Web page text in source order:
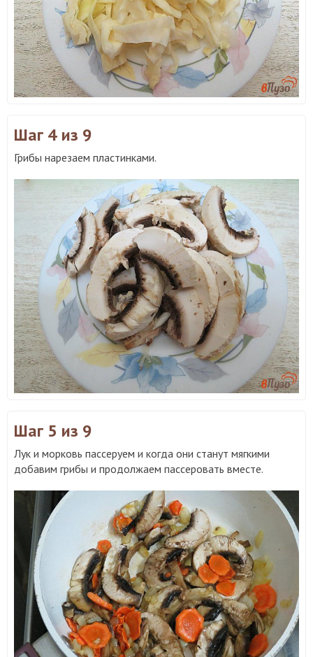
Шаг 4 из 9
Грибы нарезаем пластинками.
Шаг 5 из 9
Лук и морковь пассеруем и когда они станут мягкими
добавим грибы и продолжаем пассеровать вместе.